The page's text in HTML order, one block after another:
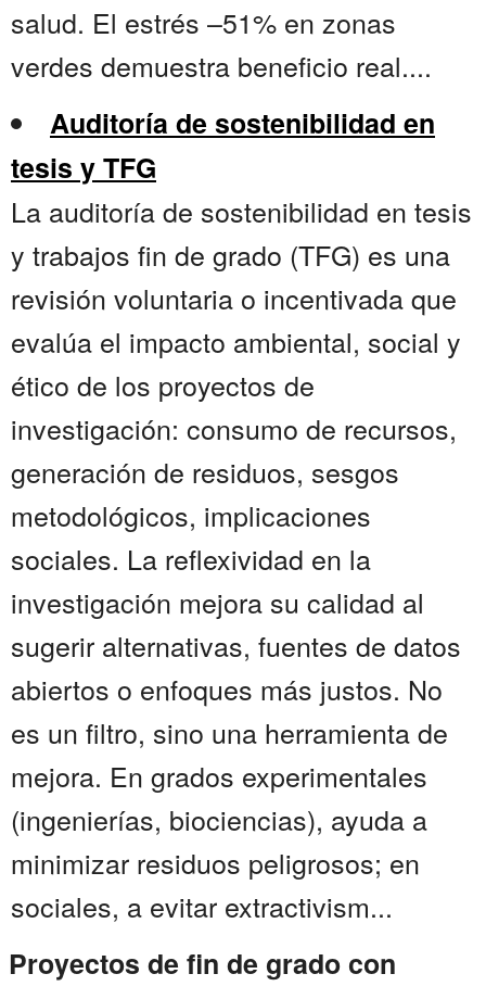
salud. El estrés –51% en zonas
verdes demuestra beneficio real....
Auditoría de sostenibilidad en
tesis y TFG
La auditoría de sostenibilidad en tesis
y trabajos fin de grado (TFG) es una
revisión voluntaria o incentivada que
evalúa el impacto ambiental, social y
ético de los proyectos de
investigación: consumo de recursos,
generación de residuos, sesgos
metodológicos, implicaciones
sociales. La reflexividad en la
investigación mejora su calidad al
sugerir alternativas, fuentes de datos
abiertos o enfoques más justos. No
es un filtro, sino una herramienta de
mejora. En grados experimentales
(ingenierías, biociencias), ayuda a
minimizar residuos peligrosos; en
sociales, a evitar extractivism...
Proyectos de fin de grado con